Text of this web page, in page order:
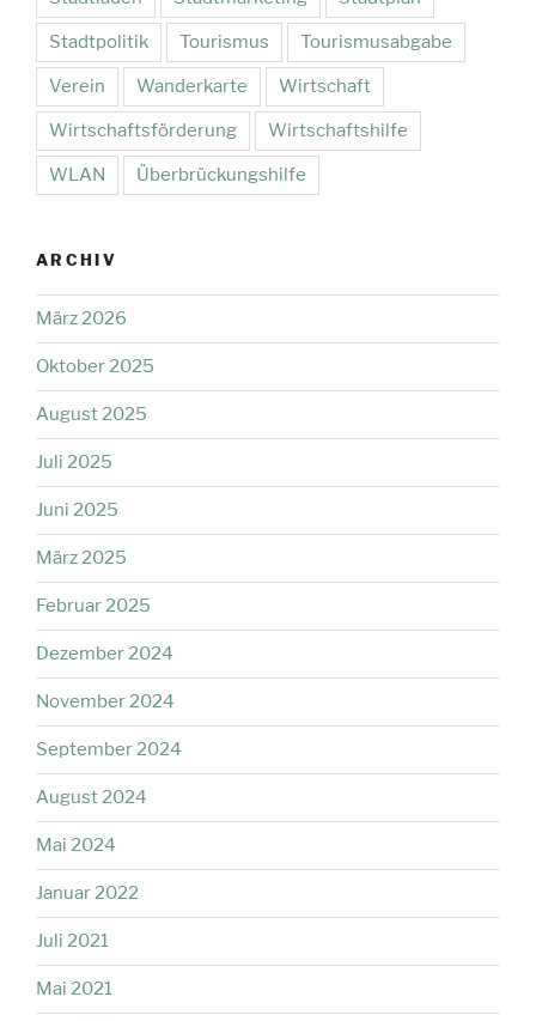
Stadtpolitik Tourismus Tourismusabgabe
Verein Wanderkarte Wirtschaft
Wirtschaftsförderung Wirtschaftshilfe
WLAN Überbrückungshilfe
ARCHIV
März 2026
Oktober 2025
August 2025
Juli 2025
Juni 2025
März 2025
Februar 2025
Dezember 2024
November 2024
September 2024
August 2024
Mai 2024
Januar 2022
Juli 2021
Mai 2021